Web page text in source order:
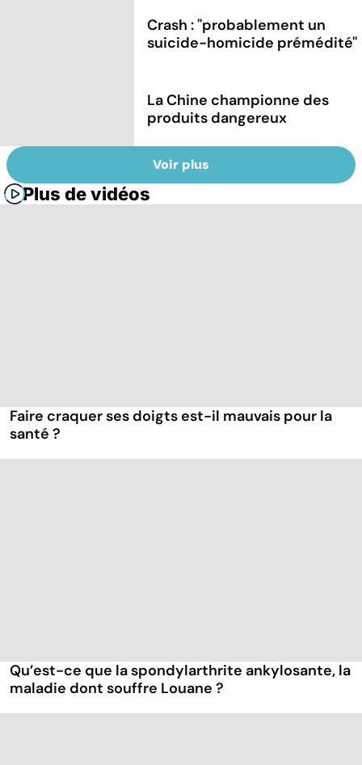
Crash : ''probablement un
suicide-homicide prémédité''
La Chine championne des
produits dangereux
Voir plus
Plus de vidéos
Faire craquer ses doigts est-il mauvais pour la
santé ?
Qu’est-ce que la spondylarthrite ankylosante, la
maladie dont souffre Louane ?